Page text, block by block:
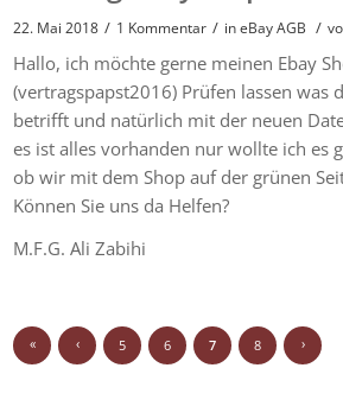
22. Mai 2018 / 1 Kommentar / ineBay AGB /
Hallo, ich möchte gerne meinen Ebay
(vertragspapst2016) Prüfen lassen was
betrifft und natürlich mit der neuen
es ist alles vorhanden nur wollte ich es
ob wir mit dem Shop auf der grünen
Können Sie uns da Helfen?
M.F.G. Ali Zabihi
« ‹ 5 6 7 8 ›